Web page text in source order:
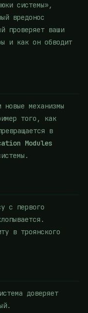
системы»,
вредонос
проверяет ваши
и как он обводит
механизмы
того, как
в
Modules
с первого
в троянского
доверяет